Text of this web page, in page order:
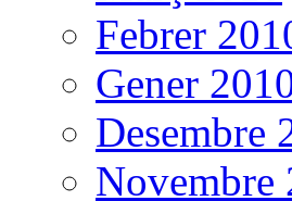
Febrer
Gener
Desembre
Novembre